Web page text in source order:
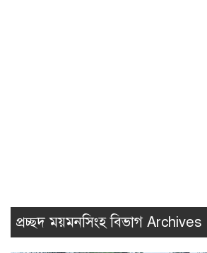
প্রচ্ছদ ময়মনসিংহ বিভাগ Archives